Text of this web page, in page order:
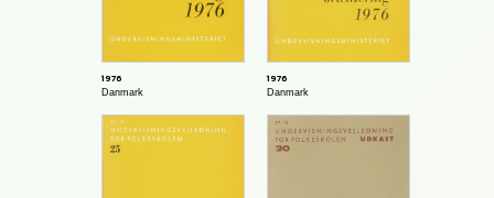
1976
Danmark
1976
Danmark